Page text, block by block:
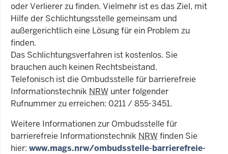
oder Verlierer zu finden. Vielmehr ist es das Ziel, mit
Hilfe der Schlichtungsstelle gemeinsam und
außergerichtlich eine Lösung für ein Problem zu
finden.
Das Schlichtungsverfahren ist kostenlos. Sie
brauchen auch keinen Rechtsbeistand.
Telefonisch ist die Ombudsstelle für barrierefreie
Informationstechnik NRW unter folgender
Rufnummer zu erreichen: 0211 / 855-3451.
Weitere Informationen zur Ombudsstelle für
barrierefreie Informationstechnik NRWfinden Sie
hier: www.mags.nrw/ombudsstelle-barrierefreie-